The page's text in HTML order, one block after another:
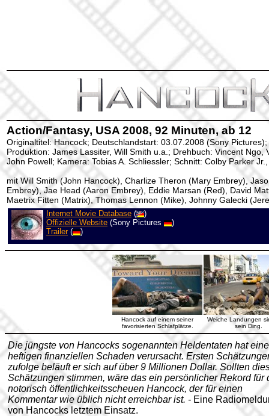
Action/Fantasy, USA 2008, 92 Minuten, ab 12
Originaltitel: Hancock; Deutschlandstart: 03.07.2008 (Sony
Produktion: James Lassiter, Will Smith u.a.; Drehbuch: Vincent Ngo,
John Powell; Kamera: Tobias A. Schliessler; Schnitt: Colby Parker
mit Will Smith (John Hancock), Charlize Theron (Mary Embrey),
Embrey), Jae Head (Aaron Embrey), Eddie Marsan (Red), David
Maetrix Fitten (Matrix), Thomas Lennon (Mike), Johnny Galecki
Internet Movie Database (
)
Offizielle Website (Sony Pictures
)
Trailer( )
Hancock auf einem seiner
favorisierten Schlafplätze.
Weiche Landungen
sein Ding.
Die jüngste von Hancocks sogenannten Heldentaten hat
heftigen finanziellen Schaden verursacht. Ersten
zufolge beläuft er sich auf über 9 Millionen Dollar. Sollten
Schätzungen stimmen, wäre das ein persönlicher Rekord für
notorisch öffentlichkeitsscheuen Hancock, der für einen
Kommentar wie üblich nicht erreichbar ist. - Eine
von Hancocks letztem Einsatz.